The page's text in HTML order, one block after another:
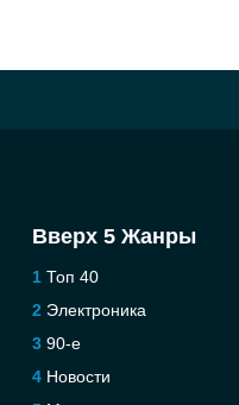
Вверх 5 Жанры
Топ 40
Электроника
90-е
Новости